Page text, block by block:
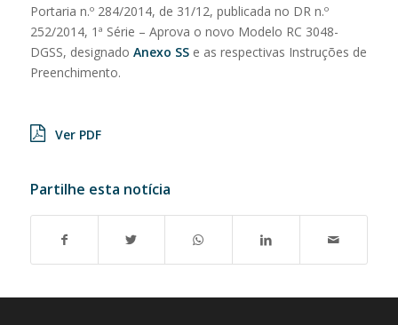
Portaria n.º 284/2014, de 31/12, publicada no DR n.º
252/2014, 1ª Série – Aprova o novo Modelo RC 3048-
DGSS, designado Anexo SSe as respectivas Instruções de
Preenchimento.
Ver PDF
Partilhe esta notícia